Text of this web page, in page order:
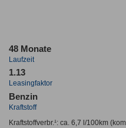
48 Monate
Laufzeit
1.13
Leasingfaktor
Benzin
Kraftstoff
Kraftstoffverbr.¹: ca. 6,7 l/100km